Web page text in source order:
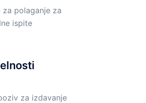
za polaganje za
ispite
za izdavanje